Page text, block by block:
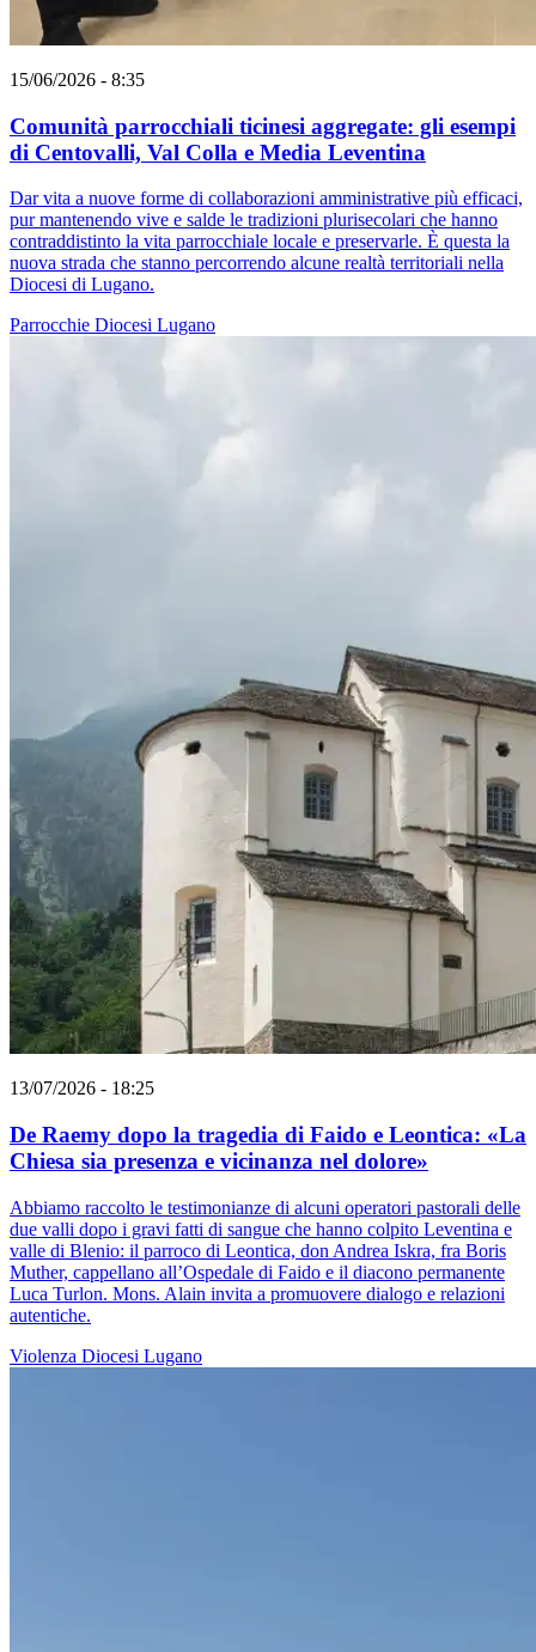
15/06/2026 - 8:35
Comunità parrocchiali ticinesi aggregate: gli esempi
di Centovalli, Val Colla e Media Leventina
Dar vita a nuove forme di collaborazioni amministrative più efficaci,
pur mantenendo vive e salde le tradizioni plurisecolari che hanno
contraddistinto la vita parrocchiale locale e preservarle. È questa la
nuova strada che stanno percorrendo alcune realtà territoriali nella
Diocesi di Lugano.
Parrocchie Diocesi Lugano
13/07/2026 - 18:25
De Raemy dopo la tragedia di Faido e Leontica: «La
Chiesa sia presenza e vicinanza nel dolore»
Abbiamo raccolto le testimonianze di alcuni operatori pastorali delle
due valli dopo i gravi fatti di sangue che hanno colpito Leventina e
valle di Blenio: il parroco di Leontica, don Andrea Iskra, fra Boris
Muther, cappellano all’Ospedale di Faido e il diacono permanente
Luca Turlon. Mons. Alain invita a promuovere dialogo e relazioni
autentiche.
Violenza Diocesi Lugano